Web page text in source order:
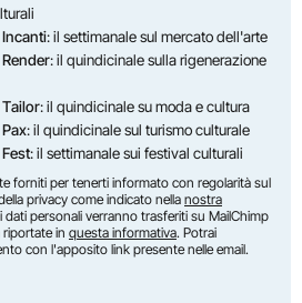
Incanti: il settimanale sul mercato dell'arte
Render: il quindicinale sulla rigenerazione
Tailor: il quindicinale su moda e cultura
Pax: il quindicinale sul turismo culturale
Fest: il settimanale sui festival culturali
forniti per tenerti informato con regolarità sul
privacy come indicato nella nostra
dati personali verranno trasferiti su MailChimp
in questa informativa. Potrai
con l'apposito link presente nelle email.